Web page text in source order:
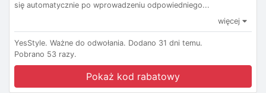
się automatycznie po wprowadzeniu odpowiedniego...
więcej
YesStyle. Ważne do odwołania. Dodano 31 dni temu.
Pobrano 53 razy.
Pokaż kod rabatowy